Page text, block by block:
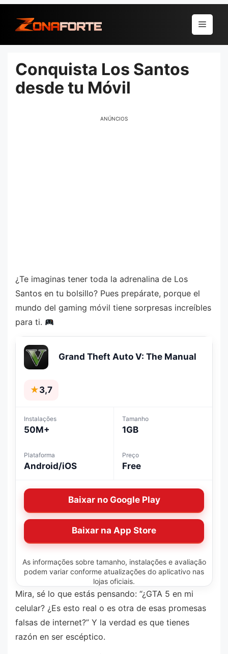
para
conteúdo
Menu
Conquista Los Santos
desde tu Móvil
ANÚNCIOS
¿Te imaginas tener toda la adrenalina de Los
Santos en tu bolsillo? Pues prepárate, porque el
mundo del gaming móvil tiene sorpresas increíbles
para ti.
Grand Theft Auto V: The Manual
★3,7
Instalações
50M+
Tamanho
1GB
Plataforma
Android/iOS
Preço
Free
Baixar no Google Play
Baixar na App Store
As informações sobre tamanho, instalações e avaliação
podem variar conforme atualizações do aplicativo nas
lojas oficiais.
Mira, sé lo que estás pensando: “¿GTA 5 en mi
celular? ¿Es esto real o es otra de esas promesas
falsas de internet?” Y la verdad es que tienes
razón en ser escéptico.